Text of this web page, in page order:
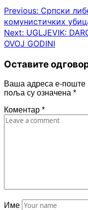
Post
navigation
Previous: Српски
комунистичких
Next: UGLJEVIK:
OVOJ GODINI
Оставите
Ваша адреса е-поште
поља су означена *
Коментар *
Име